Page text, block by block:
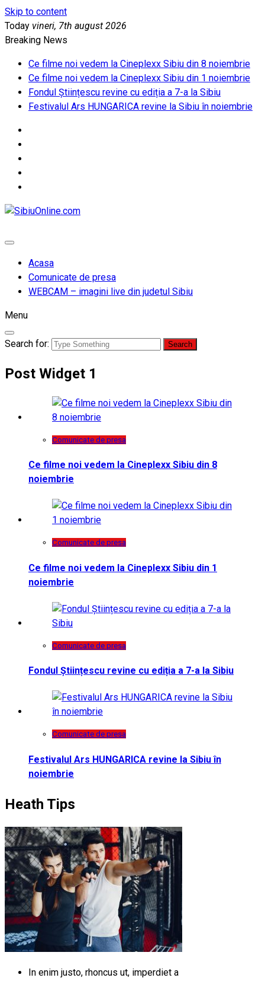
Skip to content
Today vineri, 7th august 2026
Breaking News
Ce filme noi vedem la Cineplexx Sibiu din 8 noiembrie
Ce filme noi vedem la Cineplexx Sibiu din 1 noiembrie
Fondul Științescu revine cu ediția a 7-a la Sibiu
Festivalul Ars HUNGARICA revine la Sibiu în noiembrie
Acasa
Comunicate de presa
WEBCAM – imagini live din judetul Sibiu
Menu
Search for:
Post Widget 1
Comunicate de presa
Ce filme noi vedem la Cineplexx Sibiu din 8
noiembrie
Comunicate de presa
Ce filme noi vedem la Cineplexx Sibiu din 1
noiembrie
Comunicate de presa
Fondul Științescu revine cu ediția a 7-a la Sibiu
Comunicate de presa
Festivalul Ars HUNGARICA revine la Sibiu în
noiembrie
Heath Tips
In enim justo, rhoncus ut, imperdiet a